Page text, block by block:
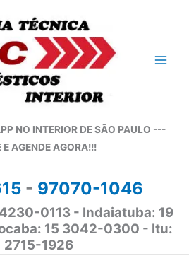
NO INTERIOR DE SÃO PAULO ---
E AGENDE AGORA!!!
- 97070-1046
0113 - Indaiatuba: 19
15 3042-0300 - Itu:
2715-1926